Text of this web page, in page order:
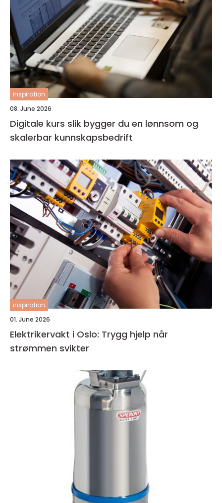
inspiration
08. June 2026
Digitale kurs slik bygger du en lønnsom og
skalerbar kunnskapsbedrift
inspiration
01. June 2026
Elektrikervakt i Oslo: Trygg hjelp når
strømmen svikter